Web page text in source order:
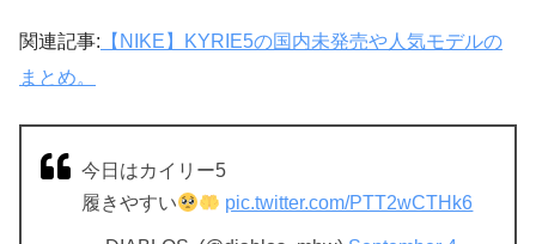
関連記事: 【NIKE】KYRIE5の国内未発売や人気モデルの
まとめ。
今日はカイリー5
履きやすい
pic.twitter.com/PTT2wCTHk6